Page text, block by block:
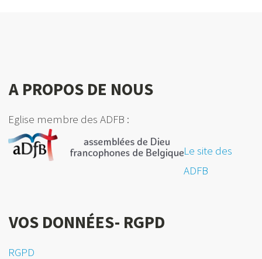
A PROPOS DE NOUS
Eglise membre des ADFB :
Le site des
ADFB
VOS DONNÉES- RGPD
RGPD